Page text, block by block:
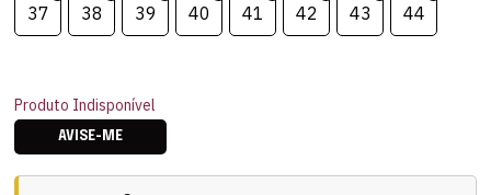
37 38 39 40 41 42 43 44
Produto Indisponível
AVISE-ME